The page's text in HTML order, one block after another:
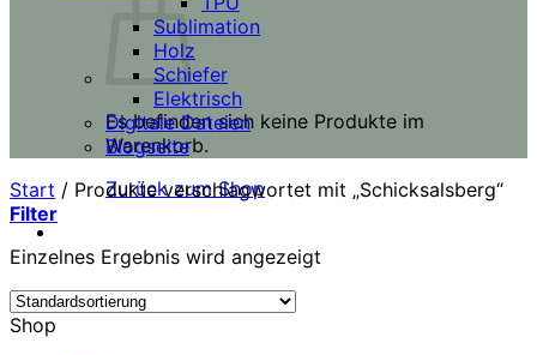
Es befinden sich keine Produkte im
Warenkorb.
Zurück zum Shop
Sublimation
Holz
Schiefer
Elektrisch
Digitale Dateien
Blogseite
Start / Produkte verschlagwortet mit „Schicksalsberg“
Filter
Einzelnes Ergebnis wird angezeigt
Shop